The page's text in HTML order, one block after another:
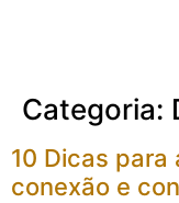
Categoria:
10 Dicas para
conexão e